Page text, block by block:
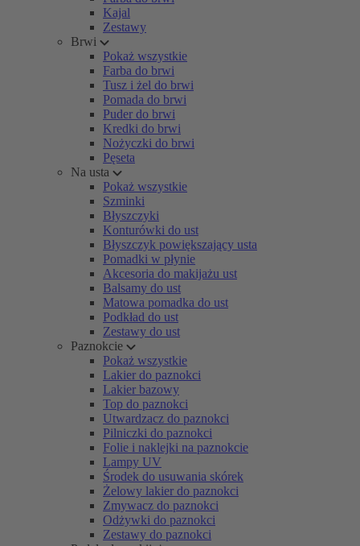
Kajal
Zestawy
Brwi
Pokaż wszystkie
Farba do brwi
Tusz i żel do brwi
Pomada do brwi
Puder do brwi
Kredki do brwi
Nożyczki do brwi
Pęseta
Na usta
Pokaż wszystkie
Szminki
Błyszczyki
Konturówki do ust
Błyszczyk powiększający usta
Pomadki w płynie
Akcesoria do makijażu ust
Balsamy do ust
Matowa pomadka do ust
Podkład do ust
Zestawy do ust
Paznokcie
Pokaż wszystkie
Lakier do paznokci
Lakier bazowy
Top do paznokci
Utwardzacz do paznokci
Pilniczki do paznokci
Folie i naklejki na paznokcie
Lampy UV
Środek do usuwania skórek
Żelowy lakier do paznokci
Zmywacz do paznokci
Odżywki do paznokci
Zestawy do paznokci